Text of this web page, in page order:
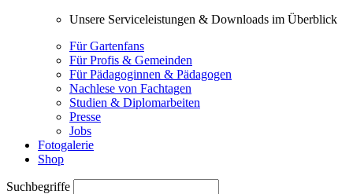
Unsere Serviceleistungen & Downloads im Überblick
Für Gartenfans
Für Profis & Gemeinden
Für Pädagoginnen & Pädagogen
Nachlese von Fachtagen
Studien & Diplomarbeiten
Presse
Jobs
Fotogalerie
Shop
Suchbegriffe